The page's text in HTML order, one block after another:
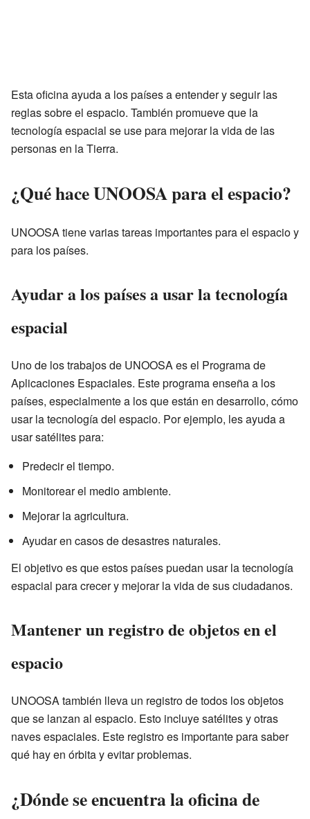
Esta oficina ayuda a los países a entender y seguir las
reglas sobre el espacio. También promueve que la
tecnología espacial se use para mejorar la vida de las
personas en la Tierra.
¿Qué hace UNOOSA para el espacio?
UNOOSA tiene varias tareas importantes para el espacio y
para los países.
Ayudar a los países a usar la tecnología
espacial
Uno de los trabajos de UNOOSA es el Programa de
Aplicaciones Espaciales. Este programa enseña a los
países, especialmente a los que están en desarrollo, cómo
usar la tecnología del espacio. Por ejemplo, les ayuda a
usar satélites para:
Predecir el tiempo.
Monitorear el medio ambiente.
Mejorar la agricultura.
Ayudar en casos de desastres naturales.
El objetivo es que estos países puedan usar la tecnología
espacial para crecer y mejorar la vida de sus ciudadanos.
Mantener un registro de objetos en el
espacio
UNOOSA también lleva un registro de todos los objetos
que se lanzan al espacio. Esto incluye satélites y otras
naves espaciales. Este registro es importante para saber
qué hay en órbita y evitar problemas.
¿Dónde se encuentra la oficina de